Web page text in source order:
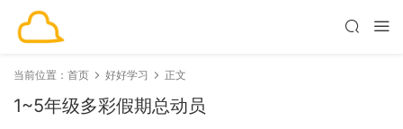
当前位置： 首页 好好学习 正文
1~5年级多彩假期总动员